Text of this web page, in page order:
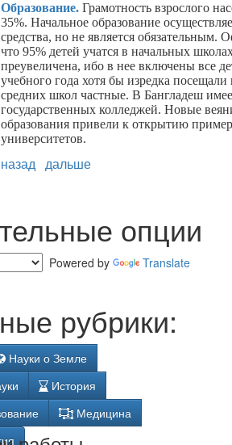
Образование. Грамотность взрослого
35%. Начальное образование
средства, но не является обязательным.
что 95% детей учатся в начальных
преувеличена, ибо в нее включены все
учебного года хотя бы изредка
средних школ частные. В Бангладеш
государственных колледжей. Новые
образования привели к открытию
университетов.
назад дальше
опции
Powered by Translate
рубрики:
Науки о Земле
История
Медицина